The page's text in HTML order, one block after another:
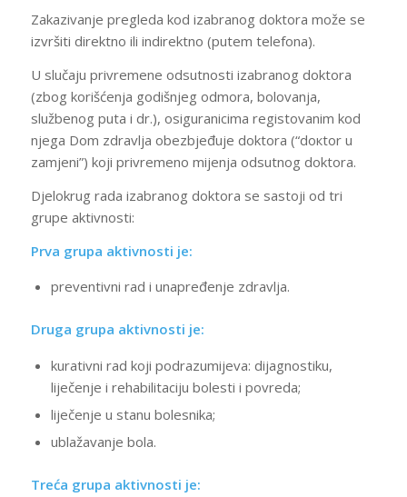
Zakazivanje pregleda kod izabranog doktora može se
izvršiti direktno ili indirektno (putem telefona).
U slučaju privremene odsutnosti izabranog doktora
(zbog korišćenja godišnjeg odmora, bolovanja,
službenog puta i dr.), osiguranicima registovanim kod
njega Dom zdravlja obezbjeđuje doktora (“doкtor u
zamjeni”) koji privremeno mijenja odsutnog doktora.
Djelokrug rada izabranog doktora se sastoji od tri
grupe aktivnosti:
Prva grupa aktivnosti je:
preventivni rad i unapređenje zdravlja.
Druga grupa aktivnosti je:
kurativni rad koji podrazumijeva: dijagnostiku,
liječenje i rehabilitaciju bolesti i povreda;
liječenje u stanu bolesnika;
ublažavanje bola.
Treća grupa aktivnosti je: